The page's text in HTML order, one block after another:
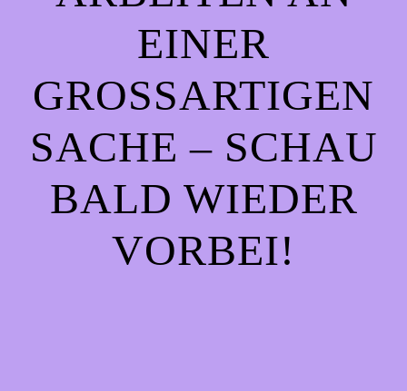
EINER
GROSSARTIGEN S
ACHE – SCHAU B
ALD WIEDER V
ORBEI!